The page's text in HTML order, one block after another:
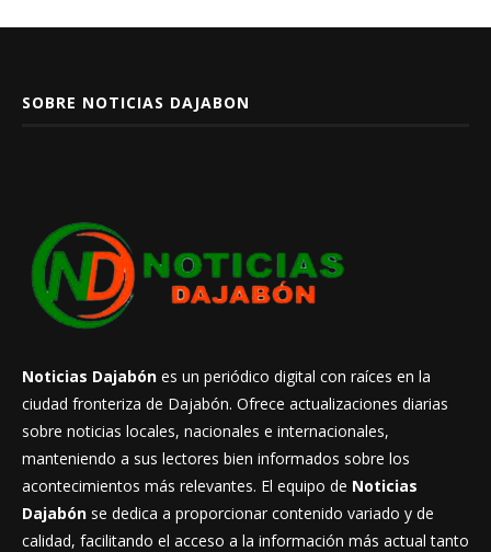
SOBRE NOTICIAS DAJABON
Noticias Dajabón es un periódico digital con raíces en la
ciudad fronteriza de Dajabón. Ofrece actualizaciones diarias
sobre noticias locales, nacionales e internacionales,
manteniendo a sus lectores bien informados sobre los
acontecimientos más relevantes. El equipo de Noticias
Dajabón se dedica a proporcionar contenido variado y de
calidad, facilitando el acceso a la información más actual tanto